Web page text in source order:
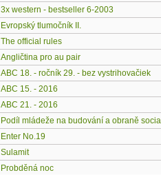
3x western - bestseller 6-2003
Evropský tlumočník II.
The official rules
Angličtina pro au pair
ABC 18. - ročník 29. - bez vystrihovačiek
ABC 15. - 2016
ABC 21. - 2016
Podíl mládeže na budování a obraně
Enter No.19
Sulamit
Probděná noc